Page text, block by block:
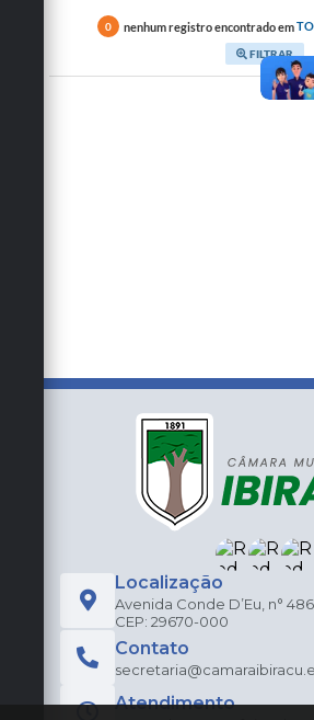
0 nenhum registro encontrado em
FILTRAR
Localização
Avenida Conde D’Eu, n°
CEP: 29670-000
Contato
Atendimento